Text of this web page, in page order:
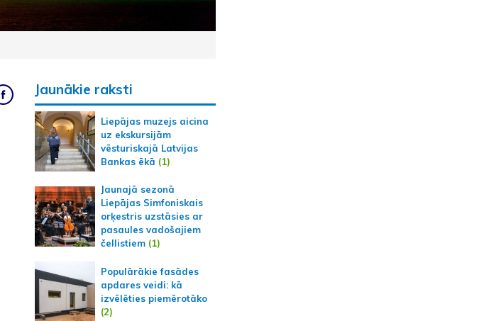
Jaunākie raksti
Liepājas muzejs aicina
uz ekskursijām
vēsturiskajā Latvijas
Bankas ēkā (1)
Jaunajā sezonā
Liepājas Simfoniskais
orķestris uzstāsies ar
pasaules vadošajiem
čellistiem(1)
Populārākie fasādes
apdares veidi: kā
izvēlēties piemērotāko
(2)